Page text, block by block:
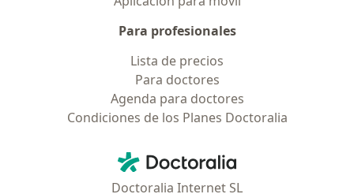
Para profesionales
Lista de precios
Para doctores
Agenda para doctores
Condiciones de los Planes Doctoralia
Doctoralia - Página de inicio
Doctoralia Internet SL